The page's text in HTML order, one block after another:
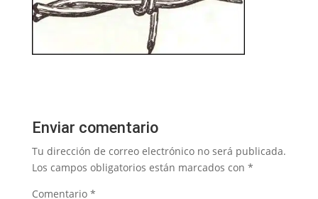
Enviar comentario
Tu dirección de correo electrónico no será publicada.
Los campos obligatorios están marcados con *
Comentario *